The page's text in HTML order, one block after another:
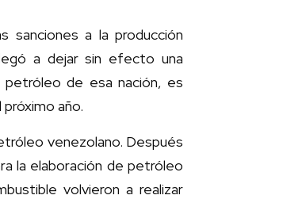
sanciones a la producción
a dejar sin efecto una
de esa nación, es
año.
venezolano. Después
la elaboración de petróleo
volvieron a realizar